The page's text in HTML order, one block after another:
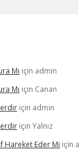
Mı için admin
Mı için Canan
için admin
için Yalnız
Hareket Eder Mi için